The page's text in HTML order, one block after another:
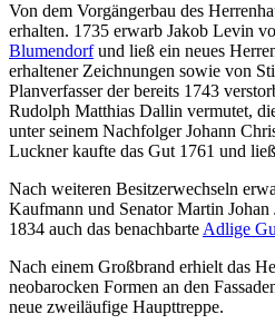
Von dem Vorgängerbau des
erhalten. 1735 erwarb Jakob Levin
Blumendorfund ließ ein neues
erhaltener Zeichnungen sowie von
Planverfasser der bereits 1743
Rudolph Matthias Dallin vermutet,
unter seinem Nachfolger Johann
Luckner kaufte das Gut 1761 und
Nach weiteren Besitzerwechseln
Kaufmann und Senator Martin Johan
1834 auch das benachbarte Adlige
Nach einem Großbrand erhielt das
neobarocken Formen an den
neue zweiläufige Haupttreppe.